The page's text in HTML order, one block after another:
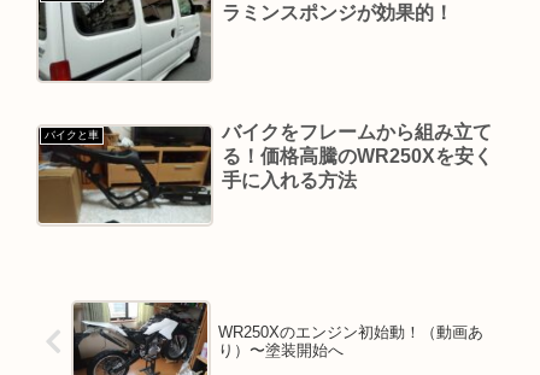
ラミンスポンジが効果的！
バイクと車
バイクをフレームから組み立て
る！価格高騰のWR250Xを安く
手に入れる方法
WR250Xのエンジン初始動！（動画あ
り）〜塗装開始へ